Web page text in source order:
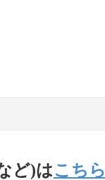
ど)はこちら